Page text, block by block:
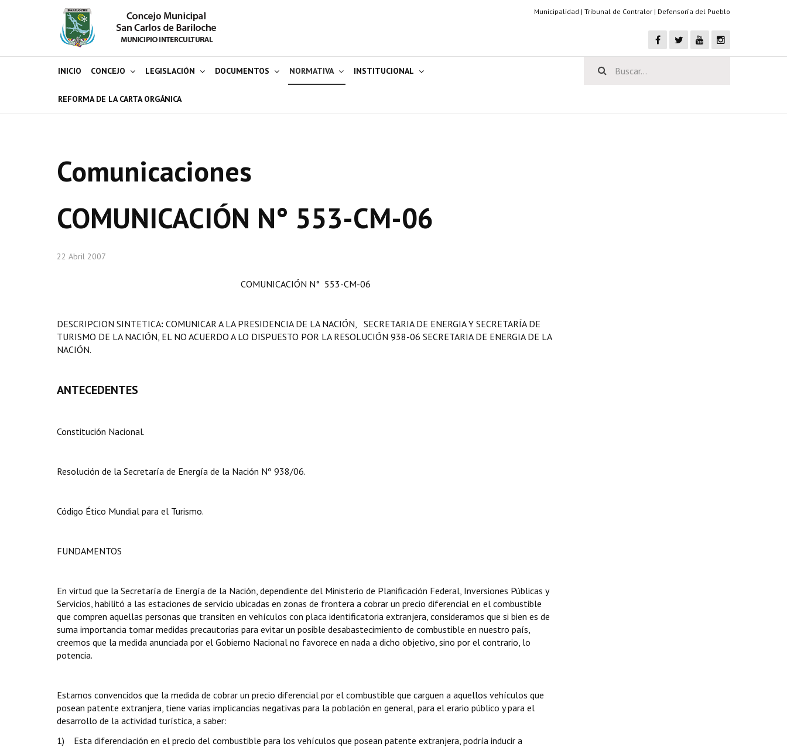
Municipalidad | Tribunal de Contralor | Defensoría del Pueblo
INICIO CONCEJO LEGISLACIÓN DOCUMENTOS NORMATIVA INSTITUCIONAL
REFORMA DE LA CARTA ORGÁNICA
Comunicaciones
COMUNICACIÓN N° 553-CM-06
22 Abril 2007
COMUNICACIÓN N° 553-CM-06
DESCRIPCION SINTETICA: COMUNICAR A LA PRESIDENCIA DE LA NACIÓN, SECRETARIA DE ENERGIA Y SECRETARÍA DE
TURISMO DE LA NACIÓN, EL NO ACUERDO A LO DISPUESTO POR LA RESOLUCIÓN 938-06 SECRETARIA DE ENERGIA DE LA
NACIÓN.
ANTECEDENTES
Constitución Nacional.
Resolución de la Secretaría de Energía de la Nación Nº 938/06.
Código Ético Mundial para el Turismo.
FUNDAMENTOS
En virtud que la Secretaría de Energía de la Nación, dependiente del Ministerio de Planificación Federal, Inversiones Públicas y
Servicios, habilitó a las estaciones de servicio ubicadas en zonas de frontera a cobrar un precio diferencial en el combustible
que compren aquellas personas que transiten en vehículos con placa identificatoria extranjera, consideramos que si bien es de
suma importancia tomar medidas precautorias para evitar un posible desabastecimiento de combustible en nuestro país,
creemos que la medida anunciada por el Gobierno Nacional no favorece en nada a dicho objetivo, sino por el contrario, lo
potencia.
Estamos convencidos que la medida de cobrar un precio diferencial por el combustible que carguen a aquellos vehículos que
posean patente extranjera, tiene varias implicancias negativas para la población en general, para el erario público y para el
desarrollo de la actividad turística, a saber:
1) Esta diferenciación en el precio del combustible para los vehículos que posean patente extranjera, podría inducir a